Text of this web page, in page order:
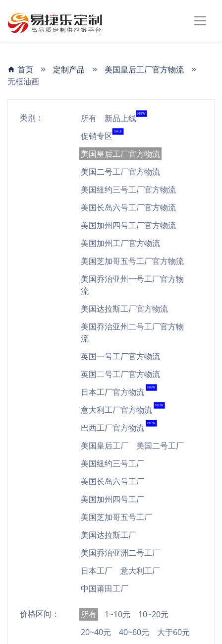
首页 定制产品
美国皇后工厂官方物流
无框油画
类别： 所有 新品上线 NEW
促销专区 SALE
美国皇后工厂官方物流
美国二号工厂官方物流
美国纽约三号工厂官方物流
美国长岛六号工厂官方物流
美国加州四号工厂官方物流
美国加州工厂官方物流
美国芝加哥五号工厂官方物流
美国乔治亚州一号工厂官方物
流
美国达拉斯工厂官方物流
美国乔治亚州二号工厂官方物
流
英国一号工厂官方物流
英国二号工厂官方物流
日本工厂官方物流 NEW
意大利工厂官方物流 NEW
巴西工厂官方物流 NEW
美国皇后工厂
美国二号工厂
美国纽约三号工厂
美国长岛六号工厂
美国加州四号工厂
美国芝加哥五号工厂
美国达拉斯工厂
美国乔治亚洲二号工厂
日本工厂
意大利工厂
中国莆田工厂
价格区间： 所有 1~10元
10~20元
20~40元
40~60元 大于60元